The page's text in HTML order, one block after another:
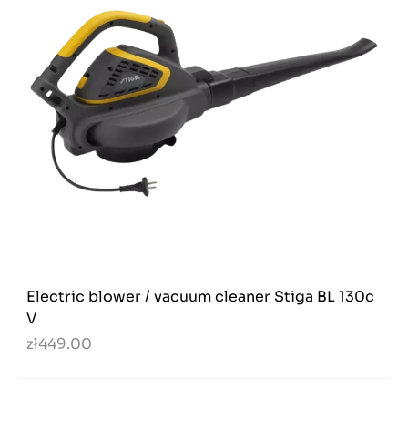
Electric blower / vacuum cleaner Stiga BL 130c
V
zł449.00